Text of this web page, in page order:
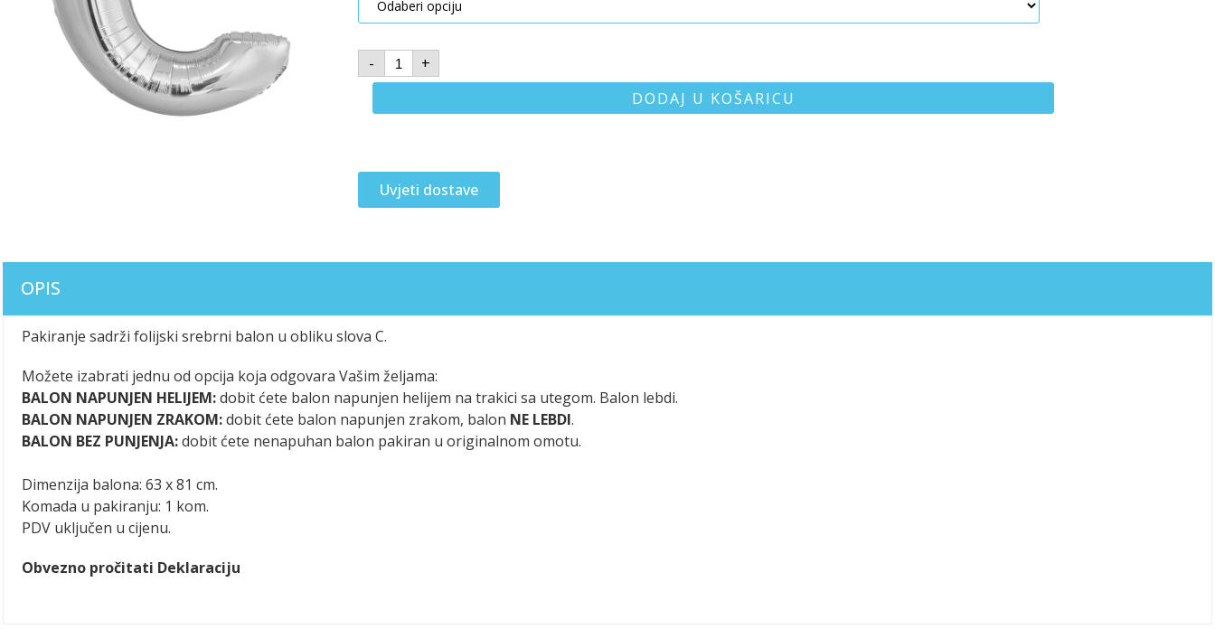
-
+
DODAJ U KOŠARICU
Uvjeti dostave
OPIS
Pakiranje sadrži folijski srebrni balon u obliku slova C.
Možete izabrati jednu od opcija koja odgovara Vašim željama:
BALON NAPUNJEN HELIJEM:dobit ćete balon napunjen helijem na trakici sa utegom. Balon lebdi.
BALON NAPUNJEN ZRAKOM:dobit ćete balon napunjen zrakom, balon NE LEBDI.
BALON BEZ PUNJENJA:dobit ćete nenapuhan balon pakiran u originalnom omotu.
Dimenzija balona: 63 x 81 cm.
Komada u pakiranju: 1 kom.
PDV uključen u cijenu.
Obvezno pročitati Deklaraciju